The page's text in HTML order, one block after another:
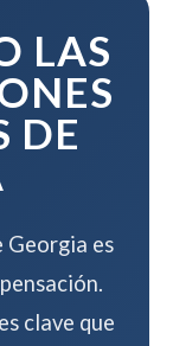
LAS
DE
Georgia es
clave que